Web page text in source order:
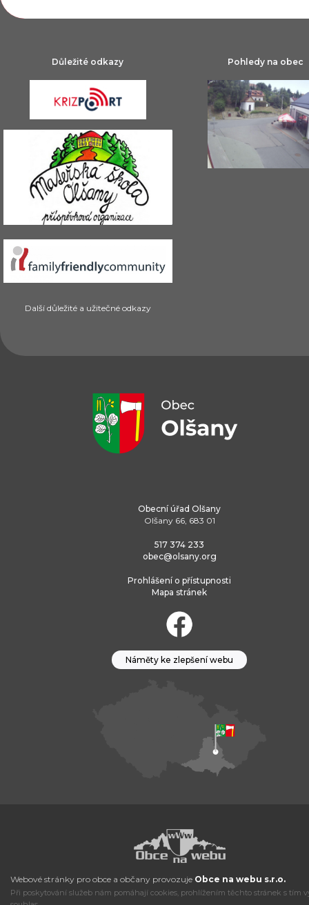
Důležité odkazy
Další důležité a užitečné odkazy
Pohledy na obec
Obecní úřad Olšany
Olšany 66, 683 01
517 374 233
obec@olsany.org
Prohlášení o přístupnosti
Mapa stránek
Náměty ke zlepšení webu
Webové stránky pro obce a občany provozuje Obce na webu s.r.o.
Při poskytování služeb nám pomáhají cookies, prohlížením těchto stránek s tím